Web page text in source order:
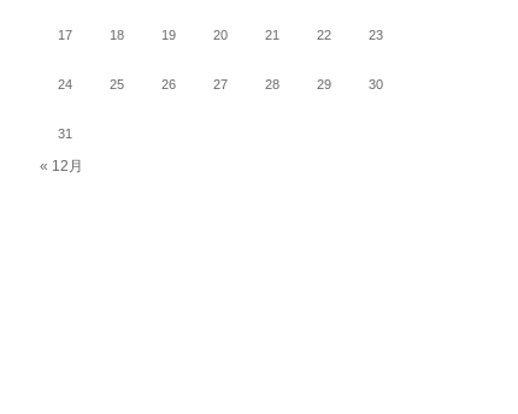
17 18 19 20 21 22 23
24 25 26 27 28 29 30
31
« 12月